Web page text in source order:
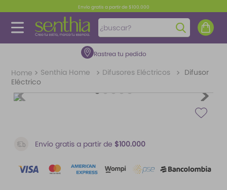
Envío gratis a partir de $100.000
¿buscar?
Rastrea tu pedido
Senthia Home Difusores Eléctricos
Difusor
Eléctrico
Envío gratis a partir de $100.000
TÉRMINOS MÁS BUSCADOS
1.
perfume
5.
iconic